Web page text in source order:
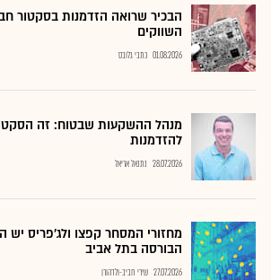
הבכיר שרואה הזדמנות בסקטור
השווקים
01.08.2026 כתבי גלובס
מנהל ההשקעות שבטוח: זה
להזדמנות
28.07.2026 נתנאל אריאל
מחזורי המסחר קפצו ולג'פריס
הבורסה בתל אביב
27.07.2026 שירי חביב-ולדהורן